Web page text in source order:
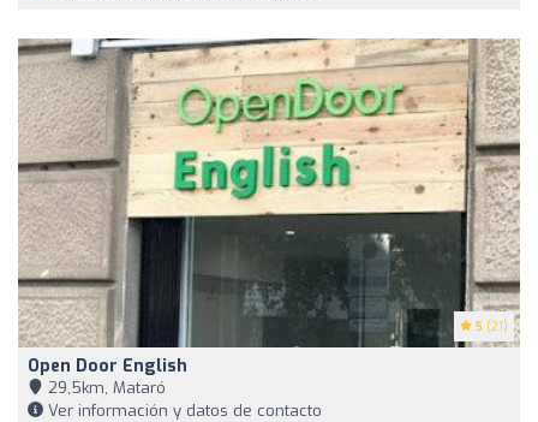
5 (21)
Open Door English
29,5km, Mataró
Ver información y datos de contacto